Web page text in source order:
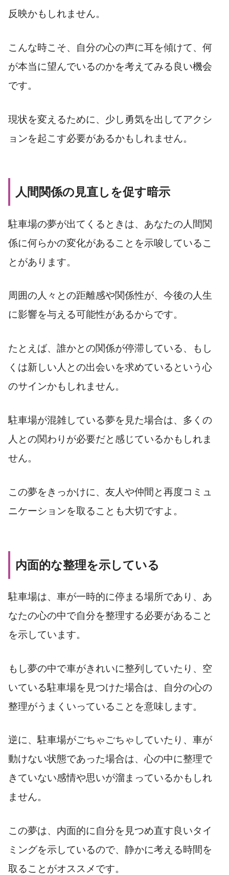
反映かもしれません。
こんな時こそ、自分の心の声に耳を傾けて、何
が本当に望んでいるのかを考えてみる良い機会
です。
現状を変えるために、少し勇気を出してアクシ
ョンを起こす必要があるかもしれません。
人間関係の見直しを促す暗示
駐車場の夢が出てくるときは、あなたの人間関
係に何らかの変化があることを示唆しているこ
とがあります。
周囲の人々との距離感や関係性が、今後の人生
に影響を与える可能性があるからです。
たとえば、誰かとの関係が停滞している、もし
くは新しい人との出会いを求めているという心
のサインかもしれません。
駐車場が混雑している夢を見た場合は、多くの
人との関わりが必要だと感じているかもしれま
せん。
この夢をきっかけに、友人や仲間と再度コミュ
ニケーションを取ることも大切ですよ。
内面的な整理を示している
駐車場は、車が一時的に停まる場所であり、あ
なたの心の中で自分を整理する必要があること
を示しています。
もし夢の中で車がきれいに整列していたり、空
いている駐車場を見つけた場合は、自分の心の
整理がうまくいっていることを意味します。
逆に、駐車場がごちゃごちゃしていたり、車が
動けない状態であった場合は、心の中に整理で
きていない感情や思いが溜まっているかもしれ
ません。
この夢は、内面的に自分を見つめ直す良いタイ
ミングを示しているので、静かに考える時間を
取ることがオススメです。